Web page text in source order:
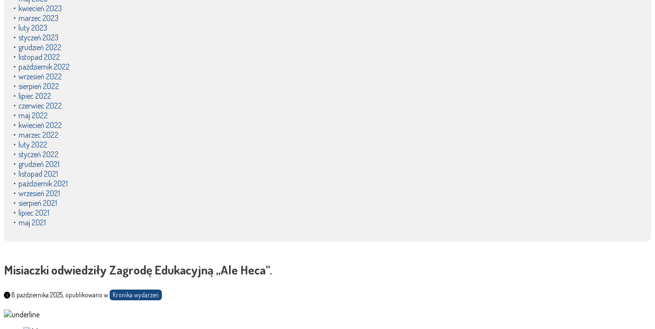
kwiecień 2023
marzec 2023
luty 2023
styczeń 2023
grudzień 2022
listopad 2022
październik 2022
wrzesień 2022
sierpień 2022
lipiec 2022
czerwiec 2022
maj 2022
kwiecień 2022
marzec 2022
luty 2022
styczeń 2022
grudzień 2021
listopad 2021
październik 2021
wrzesień 2021
sierpień 2021
lipiec 2021
maj 2021
Misiaczki odwiedziły Zagrodę Edukacyjną „Ale Heca”.
8 października 2025, opublikowano w Kronika wydarzeń